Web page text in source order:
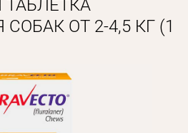
ЗАБОТА
АКЦИИ
СОБАК ОТ 2-4,5 КГ (1